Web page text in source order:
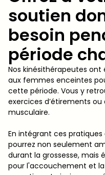
soutien
besoin
période
Nos kinésithérapeutes
aux femmes enceintes
cette période. Vous y
exercices d’étirements
musculaire.
En intégrant ces
pourrez non seulement
durant la grossesse, mais
pour l'accouchement et